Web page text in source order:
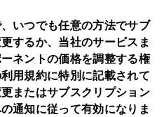
いつでも任意の方法でサブ
するか、当社のサービスま
ネントの価格を調整する権
用規約に特別に記載されて
またはサブスクリプション
通知に従って有効になりま